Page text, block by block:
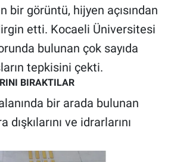
bir görüntü, hijyen açısından
etti. Kocaeli Üniversitesi
bulunan çok sayıda
tepkisini çekti.
BIRAKTILAR
bir arada bulunan
ve idrarlarını